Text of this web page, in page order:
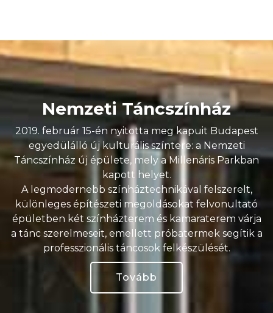
Nemzeti Táncszínház
2019. február 15-én nyitotta meg kapuit Budapest
egyedülálló új kulturális színtere: a Nemzeti
Táncszínház új épülete, mely a Millenáris Parkban
kapott helyet.
A legmodernebb színháztechnikával felszerelt,
különleges építészeti megoldásokat felvonultató
épületben két színházterem és kamaraterem várja
a tánc szerelmeseit, emellett próbatermek segítik a
professzionális táncosok felkészülését.
Tovább